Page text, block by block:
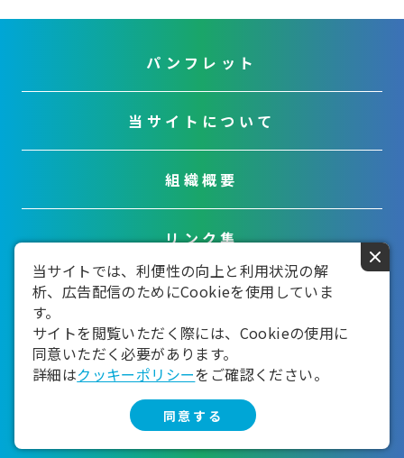
パンフレット
当サイトについて
組織概要
リンク集
お問い合わせ
当サイトでは、利便性の向上と利用状況の解
析、広告配信のためにCookieを使用していま
す。
サイトを閲覧いただく際には、Cookieの使用に
同意いただく必要があります。
詳細はクッキーポリシーをご確認ください。
×
同意する